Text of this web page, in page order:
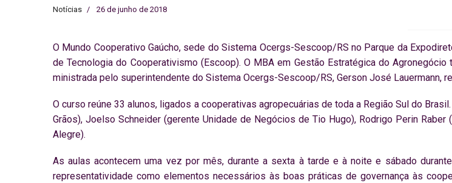
Notícias 26 de junho de 2018
O Mundo Cooperativo Gaúcho, sede do Sistema Ocergs-Sescoop/RS no Parque da
de Tecnologia do Cooperativismo (Escoop). O MBA em Gestão Estratégica do
ministrada pelo superintendente do Sistema Ocergs-Sescoop/RS, Gerson José Lauermann,
O curso reúne 33 alunos, ligados a cooperativas agropecuárias de toda a Região Sul do
Grãos), Joelso Schneider (gerente Unidade de Negócios de Tio Hugo), Rodrigo Perin
Alegre).
As aulas acontecem uma vez por mês, durante a sexta à tarde e à noite e sábado
representatividade como elementos necessários às boas práticas de governança às